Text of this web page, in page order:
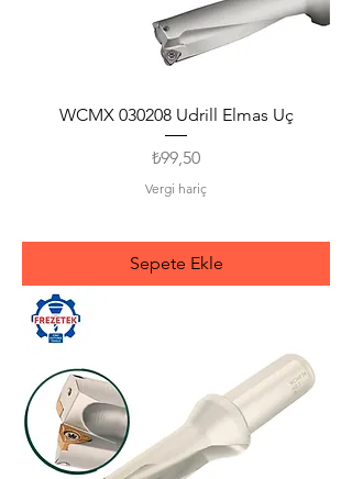
WCMX 030208 Udrill Elmas Uç
Fiyat
₺99,50
Vergi hariç
Sepete Ekle